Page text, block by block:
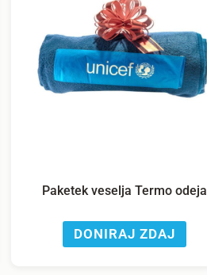
Paketek veselja Termo odeja
DONIRAJ ZDAJ